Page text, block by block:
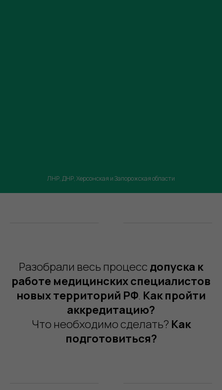
ЛНР, ДНР, Херсонская и Запорожская области
Разобрали весь процесс допуска к
работе медицинских специалистов
новых территорий РФ. Как пройти
аккредитацию?
Что необходимо сделать? Как
подготовиться?